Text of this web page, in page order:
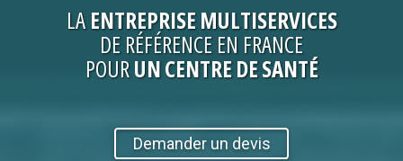
LAENTREPRISEMULTISERVICES
DE RÉFÉRENCE EN FRANCE
POURUN CENTRE DE SANTÉ
Demander un devis